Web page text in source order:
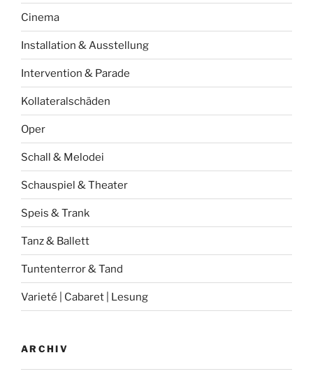
Cinema
Installation & Ausstellung
Intervention & Parade
Kollateralschäden
Oper
Schall & Melodei
Schauspiel & Theater
Speis & Trank
Tanz & Ballett
Tuntenterror & Tand
Varieté | Cabaret | Lesung
ARCHIV